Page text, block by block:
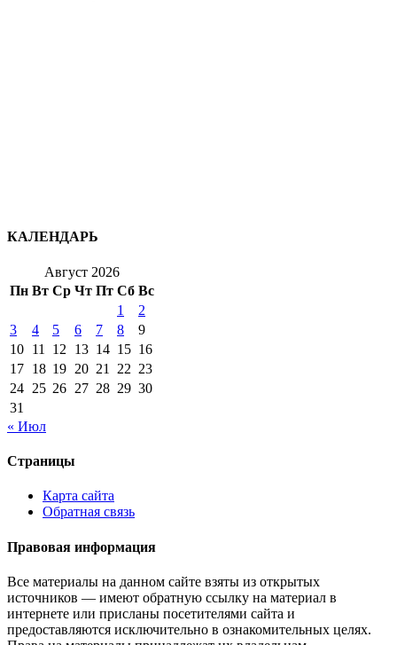
КАЛЕНДАРЬ
Август 2026
Пн Вт Ср Чт Пт Сб Вс
1
2
3
4 5 6 7 8
9
10 11 12 13 14 15 16
17 18 19 20 21 22 23
24 25 26 27 28 29 30
31
« Июл
Страницы
Карта сайта
Обратная связь
Правовая информация
Все материалы на данном сайте взяты из открытых
источников — имеют обратную ссылку на материал в
интернете или присланы посетителями сайта и
предоставляются исключительно в ознакомительных целях.